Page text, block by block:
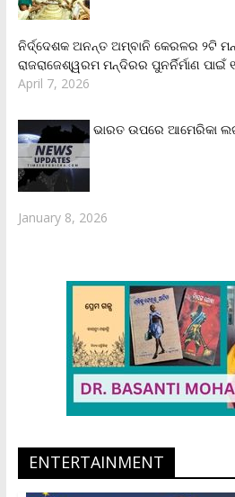
ନିର୍ଦ୍ଦେଶକ ଅନନ୍ତ ଅମ୍ବାନି କେରଳର ୨ଟି
ରାଜରାଜେଶ୍ୱରମ ମନ୍ଦିରର ପୁନର୍ନିର୍ମାଣ ପାଇଁ
April 7, 2026
ଭାରତ ଉପରେ ଆମେରିକା
January 8, 2026
ENTERTAINMENT